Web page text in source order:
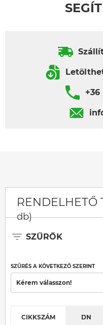
+36
RENDELHETŐ
db)
SZŰRŐK
SZŰRÉS A KÖVETKEZŐ SZERINT
Kérem válasszon!
CIKKSZÁM
DN